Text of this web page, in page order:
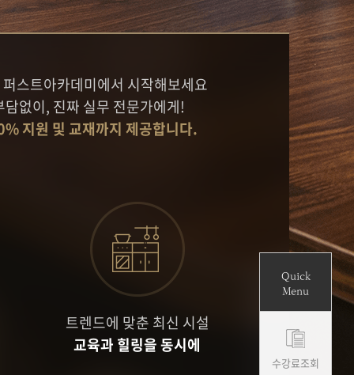
Quick
Menu
수강료조회
스트아카데미에서 시작해보세요
없이, 진짜 실무 전문가에게!
지원 및 교재까지 제공합니다.
트렌드에 맞춘 최신 시설
교육과 힐링을 동시에